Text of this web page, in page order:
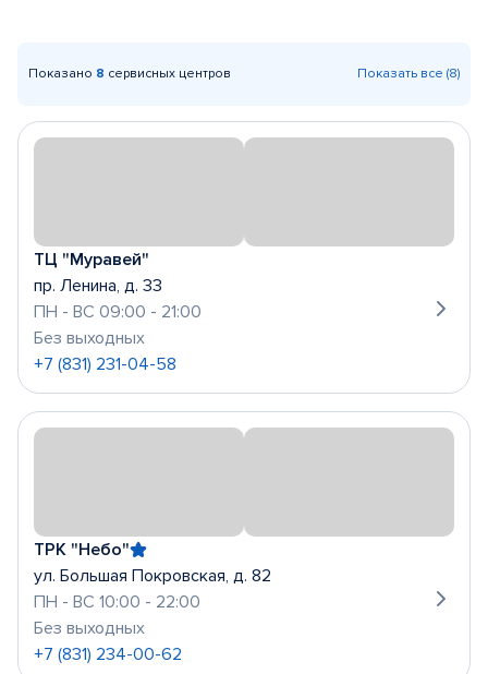
Показано 8 сервисных центров Показать все (8)
ТЦ "Муравей"
пр. Ленина, д. 33
ПН - ВС 09:00 - 21:00
Без выходных
+7 (831) 231-04-58
ТРК "Небо"
ул. Большая Покровская, д. 82
ПН - ВС 10:00 - 22:00
Без выходных
+7 (831) 234-00-62